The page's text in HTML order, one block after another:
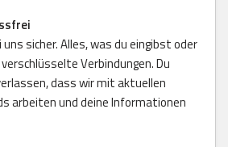
sicher. Alles, was du eingibst oder
Verbindungen. Du
dass wir mit aktuellen
arbeiten und deine Informationen